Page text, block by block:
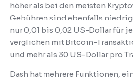
höher als bei den meisten
Gebühren sind ebenfalls
nur 0,01 bis 0,02 US-Dollar für
verglichen mit Bitcoin-
und mehr als 30 US-Dollar pro
Dash hat mehrere Funktionen,